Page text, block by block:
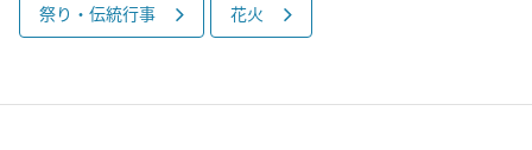
祭り・伝統行事 花火